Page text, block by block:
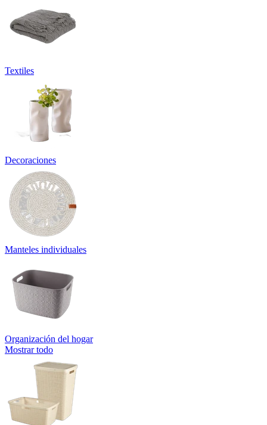
Textiles
Decoraciones
Manteles individuales
Organización del hogar
Mostrar todo